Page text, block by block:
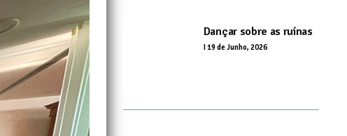
Dançar sobre as ruínas
I19 de Junho, 2026